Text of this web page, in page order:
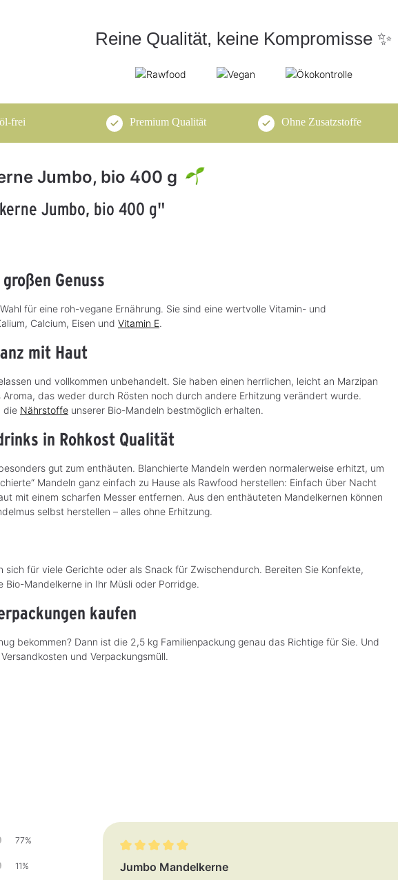
Reine Qualität, keine Kompromisse ✨
frei Premium Qualität Ohne Zusatzstoffe
Jumbo, bio 400 g
Jumbo, bio 400 g"
Genuss
für eine roh-vegane Ernährung. Sie sind eine wertvolle Vitamin- und
Calcium, Eisen und Vitamin E.
mit Haut
und vollkommen unbehandelt. Sie haben einen herrlichen, leicht an Marzipan
das weder durch Rösten noch durch andere Erhitzung verändert wurde.
die Nährstoffe unserer Bio-Mandeln bestmöglich erhalten.
in Rohkost Qualität
gut zum enthäuten. Blanchierte Mandeln werden normalerweise erhitzt, um
Mandeln ganz einfach zu Hause als Rawfood herstellen: Einfach über Nacht
mit einem scharfen Messer entfernen. Aus den enthäuteten Mandelkernen können
selbst herstellen – alles ohne Erhitzung.
für viele Gerichte oder als Snack für Zwischendurch. Bereiten Sie Konfekte,
Mandelkerne in Ihr Müsli oder Porridge.
kaufen
bekommen? Dann ist die 2,5 kg Familienpackung genau das Richtige für Sie. Und
und Verpackungsmüll.
77%
11% Bewertung mit 5 von 5 Sternen
Jumbo Mandelkerne